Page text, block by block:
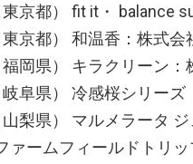
東京都） fit it・ balance
東京都） 和温香：株式会
福岡県） キラクリーン
岐阜県） 冷感桜シリー
山梨県） マルメラータ
ァームフィールドトリッ